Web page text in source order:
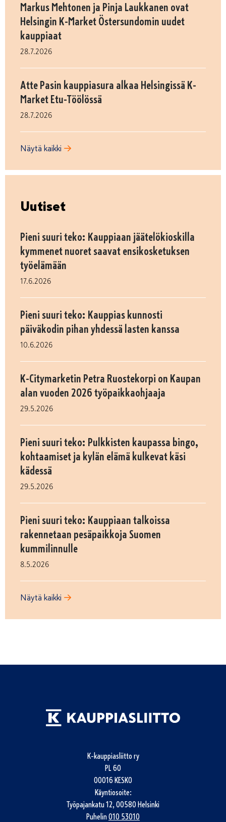
Markus Mehtonen ja Pinja Laukkanen ovat
Helsingin K-Market Östersundomin uudet
kauppiaat
28.7.2026
Atte Pasin kauppiasura alkaa Helsingissä K-
Market Etu-Töölössä
28.7.2026
Näytä kaikki
Uutiset
Pieni suuri teko: Kauppiaan jäätelökioskilla
kymmenet nuoret saavat ensikosketuksen
työelämään
17.6.2026
Pieni suuri teko: Kauppias kunnosti
päiväkodin pihan yhdessä lasten kanssa
10.6.2026
K-Citymarketin Petra Ruostekorpi on Kaupan
alan vuoden 2026 työpaikkaohjaaja
29.5.2026
Pieni suuri teko: Pulkkisten kaupassa bingo,
kohtaamiset ja kylän elämä kulkevat käsi
kädessä
29.5.2026
Pieni suuri teko: Kauppiaan talkoissa
rakennetaan pesäpaikkoja Suomen
kummilinnulle
8.5.2026
Näytä kaikki
K-kauppiasliitto ry
PL 60
00016 KESKO
Käyntiosoite:
Työpajankatu 12, 00580 Helsinki
Puhelin010 53010